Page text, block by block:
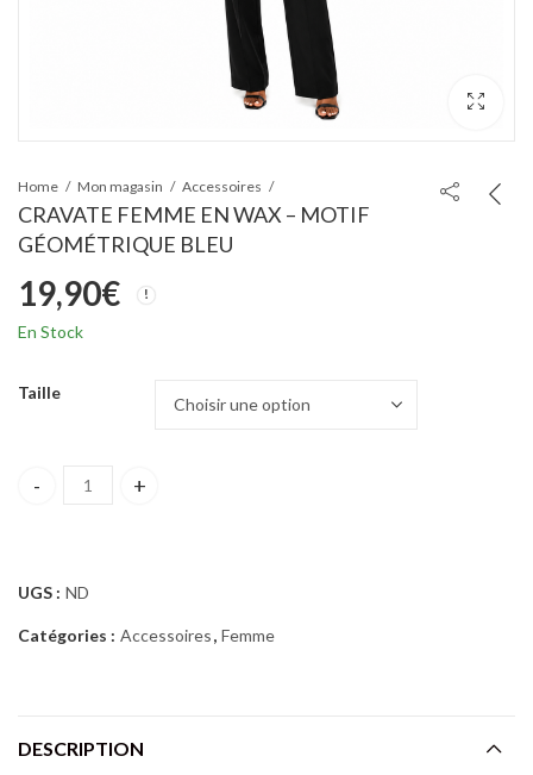
Home Mon magasin Accessoires
CRAVATE FEMME EN WAX – MOTIF
GÉOMÉTRIQUE BLEU
19,90€
En Stock
Taille
CRAVATE FEMME EN WAX – MOTIF GÉOMÉTRIQUE BLEU
UGS : ND
Catégories : Accessoires, Femme
DESCRIPTION